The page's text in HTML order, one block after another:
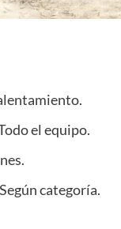
el equipo.
Según categoría.